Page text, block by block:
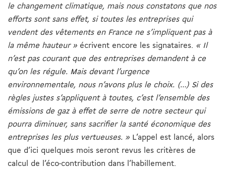
le changement climatique, mais nous constatons que nos
efforts sont sans effet, si toutes les entreprises qui
vendent des vêtements en France ne s’impliquent pas à
la même hauteur » écrivent encore les signataires. « Il
n’est pas courant que des entreprises demandent à ce
qu’on les régule. Mais devant l’urgence
environnementale, nous n’avons plus le choix. (…) Si des
règles justes s’appliquent à toutes, c’est l’ensemble des
émissions de gaz à effet de serre de notre secteur qui
pourra diminuer, sans sacrifier la santé économique des
entreprises les plus vertueuses. » L’appel est lancé, alors
que d’ici quelques mois seront revus les critères de
calcul de l’éco-contribution dans l’habillement.